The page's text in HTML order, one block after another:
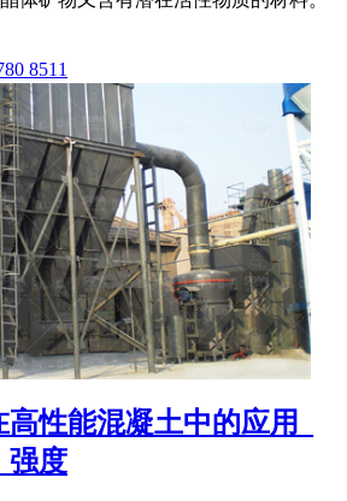
8511
性能混凝土中的应用_
强度